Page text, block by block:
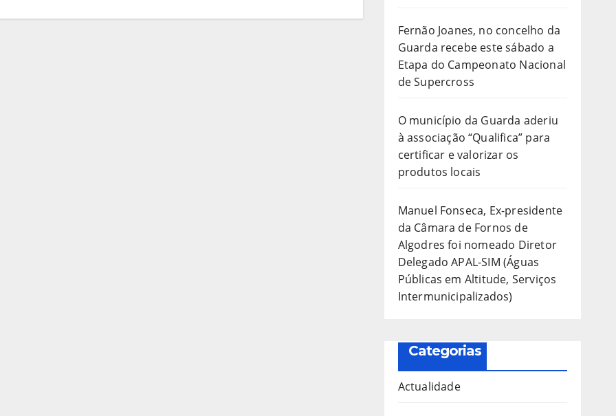
Fernão Joanes, no concelho da
Guarda recebe este sábado a
Etapa do Campeonato Nacional
de Supercross
O município da Guarda aderiu
à associação “Qualifica” para
certificar e valorizar os
produtos locais
Manuel Fonseca, Ex-presidente
da Câmara de Fornos de
Algodres foi nomeado Diretor
Delegado APAL-SIM (Águas
Públicas em Altitude, Serviços
Intermunicipalizados)
Categorias
Actualidade